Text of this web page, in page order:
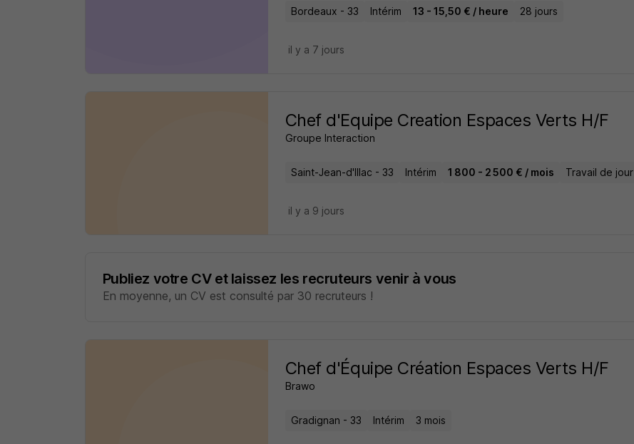
Bordeaux - 33 Intérim 13 - 15,50 € / heure 28 jours
il y a 7 jours
Chef d'Equipe Creation Espaces Verts H/F
Groupe Interaction
Saint-Jean-d'Illac - 33 Intérim 1 800 - 2 500 € / mois Travail de jour
il y a 9 jours
Publiez votre CV et laissez les recruteurs venir à vous
En moyenne, un CV est consulté par 30 recruteurs !
Chef d'Équipe Création Espaces Verts H/F
Brawo
Gradignan - 33 Intérim 3 mois